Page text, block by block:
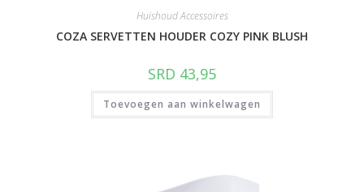
Huishoud Accessoires
COZA SERVETTEN HOUDER COZY PINK BLUSH
SRD 43,95
Toevoegen aan winkelwagen